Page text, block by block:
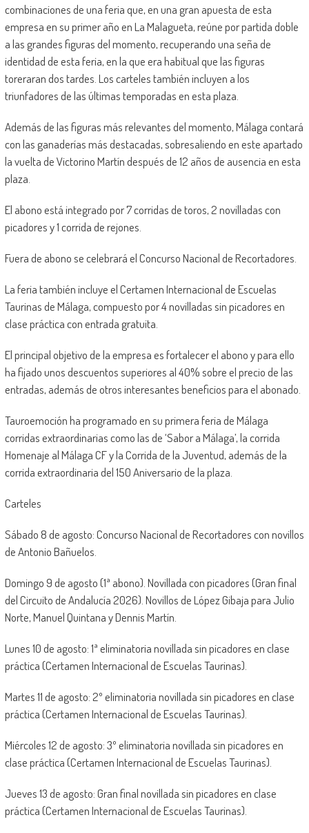
combinaciones de una feria que, en una gran apuesta de esta
empresa en su primer año en La Malagueta, reúne por partida doble
a las grandes figuras del momento, recuperando una seña de
identidad de esta feria, en la que era habitual que las figuras
toreraran dos tardes. Los carteles también incluyen a los
triunfadores de las últimas temporadas en esta plaza.
Además de las figuras más relevantes del momento, Málaga contará
con las ganaderías más destacadas, sobresaliendo en este apartado
la vuelta de Victorino Martín después de 12 años de ausencia en esta
plaza.
El abono está integrado por 7 corridas de toros, 2 novilladas con
picadores y 1 corrida de rejones.
Fuera de abono se celebrará el Concurso Nacional de Recortadores.
La feria también incluye el Certamen Internacional de Escuelas
Taurinas de Málaga, compuesto por 4 novilladas sin picadores en
clase práctica con entrada gratuita.
El principal objetivo de la empresa es fortalecer el abono y para ello
ha fijado unos descuentos superiores al 40% sobre el precio de las
entradas, además de otros interesantes beneficios para el abonado.
Tauroemoción ha programado en su primera feria de Málaga
corridas extraordinarias como las de ‘Sabor a Málaga’, la corrida
Homenaje al Málaga CF y la Corrida de la Juventud, además de la
corrida extraordinaria del 150 Aniversario de la plaza.
Carteles
Sábado 8 de agosto: Concurso Nacional de Recortadores con novillos
de Antonio Bañuelos.
Domingo 9 de agosto (1ª abono). Novillada con picadores (Gran final
del Circuito de Andalucía 2026). Novillos de López Gibaja para Julio
Norte, Manuel Quintana y Dennis Martín.
Lunes 10 de agosto: 1ª eliminatoria novillada sin picadores en clase
práctica (Certamen Internacional de Escuelas Taurinas).
Martes 11 de agosto: 2º eliminatoria novillada sin picadores en clase
práctica (Certamen Internacional de Escuelas Taurinas).
Miércoles 12 de agosto: 3º eliminatoria novillada sin picadores en
clase práctica (Certamen Internacional de Escuelas Taurinas).
Jueves 13 de agosto: Gran final novillada sin picadores en clase
práctica (Certamen Internacional de Escuelas Taurinas).